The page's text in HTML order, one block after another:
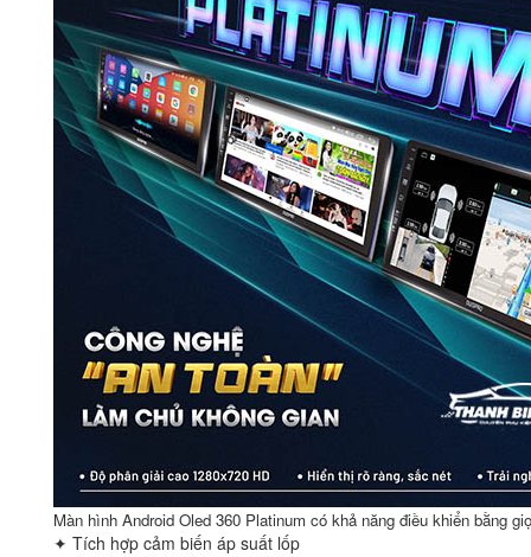
Màn hình Android Oled 360 Platinum có khả năng điều khiển bằng
✦ Tích hợp cảm biến áp suất lốp